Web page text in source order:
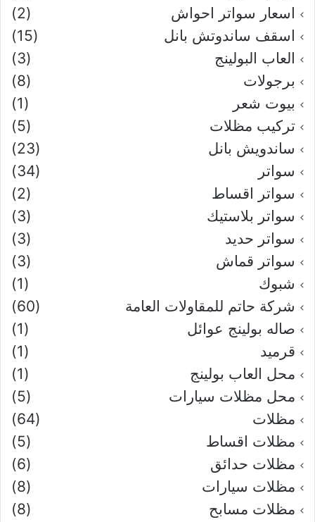
اسعار سواتر احواش
(2)
اسقف ساندوتش بانل
(15)
العاب البولينج
(3)
برجولات
(8)
بيوت شعر
(1)
تركيب مظلات
(5)
ساندويش بانل
(23)
سواتر
(34)
سواتر اقساط
(2)
سواتر بلاستيك
(3)
سواتر حديد
(3)
سواتر قماش
(3)
شبوك
(1)
شركة حاتم للمقاولات العامة
(60)
صاله بولينج عوائل
(1)
قرميد
(1)
محل العاب بولينج
(1)
محل مظلات سيارات
(5)
مظلات
(64)
مظلات اقساط
(5)
مظلات حدائق
(6)
مظلات سيارات
(8)
مظلات مسابح
(8)